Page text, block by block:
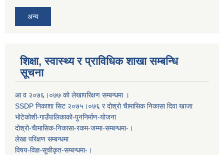
अन्य
शिक्षा, स्वास्थ्य र प्राविधिक शाखा सम्बन्धि
सूचना
आ व २०७६।०७७ काे लेखापरिक्षण सम्बन्धमा ।
SSDP निकाशा सिट २०७५।०७६ र दोश्रो चैामासिक निकासा दिवा खाजा
भोटेकोशी-गाउँपालिकाको-पुननिर्माण-योजना
दोश्रो-चैामासिक-निकासा-रकम-जम्मा-सम्बन्धमा-।
लेखा परिक्षण सम्बन्धमा
विषय-विज्ञ-सूचीकृत-सम्बन्धमा-।